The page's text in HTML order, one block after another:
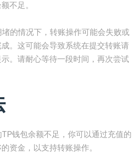
不足。
的情况下，转账操作可能会失败或
。这可能会导致系统在提交转账请
。请耐心等待一段时间，再次尝试
钱包余额不足，你可以通过充值的
资金，以支持转账操作。